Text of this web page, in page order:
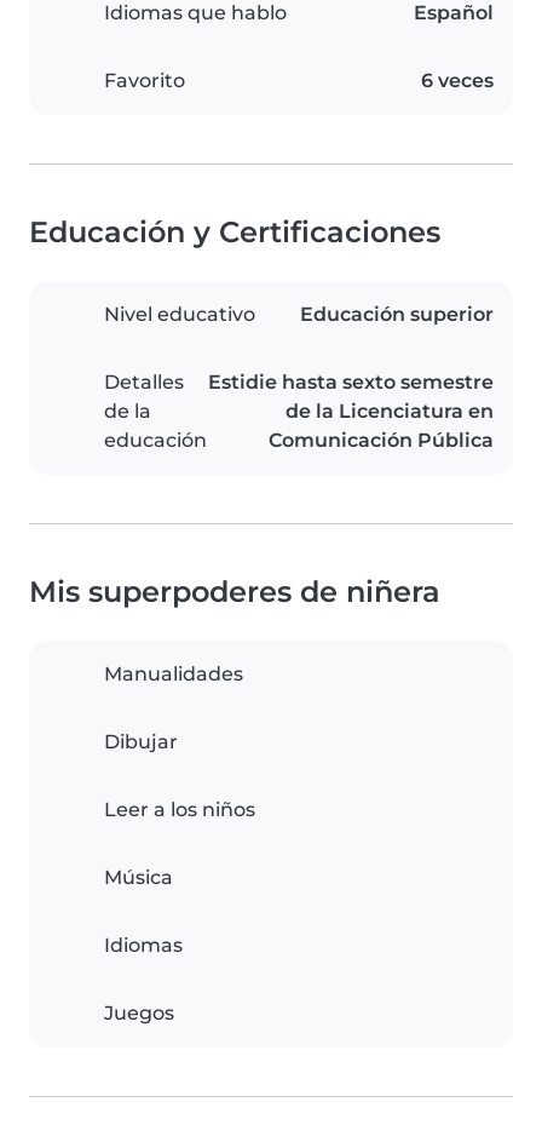
Idiomas que hablo Español
Favorito 6 veces
Educación y Certificaciones
Nivel educativo Educación superior
Detalles
de la
educación
Estidie hasta sexto semestre
de la Licenciatura en
Comunicación Pública
Mis superpoderes de niñera
Manualidades
Dibujar
Leer a los niños
Música
Idiomas
Juegos